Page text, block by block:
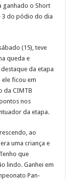
ganhado o Short
3 do pódio do dia
(15), teve
queda e
da etapa
ficou em
da CIMTB
nos
da etapa.
ao
uma criança e
que
lindo. Ganhei em
Pan-